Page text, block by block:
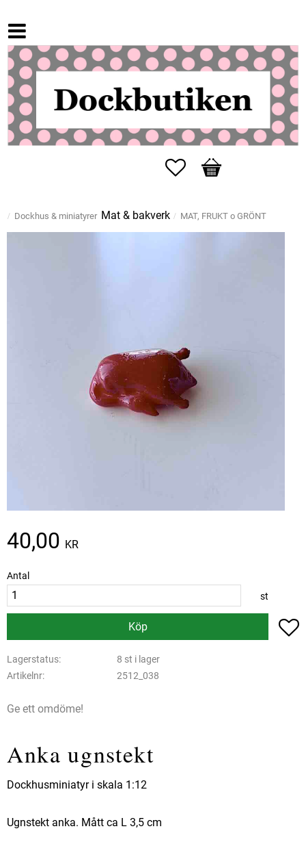
Favoriter
Kundvagn
Dockhus & miniatyrer Mat & bakverk MAT, FRUKT o GRÖNT
40,00 KR
Antal
st
Köp
Lagerstatus
8 st i lager
Artikelnr
2512_038
Ge ett omdöme!
Anka ugnstekt
Dockhusminiatyr i skala 1:12
Ugnstekt anka. Mått ca L 3,5 cm